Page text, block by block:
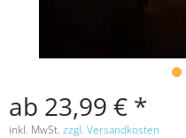
ab 23,99 € *
inkl. MwSt. zzgl. Versandkosten